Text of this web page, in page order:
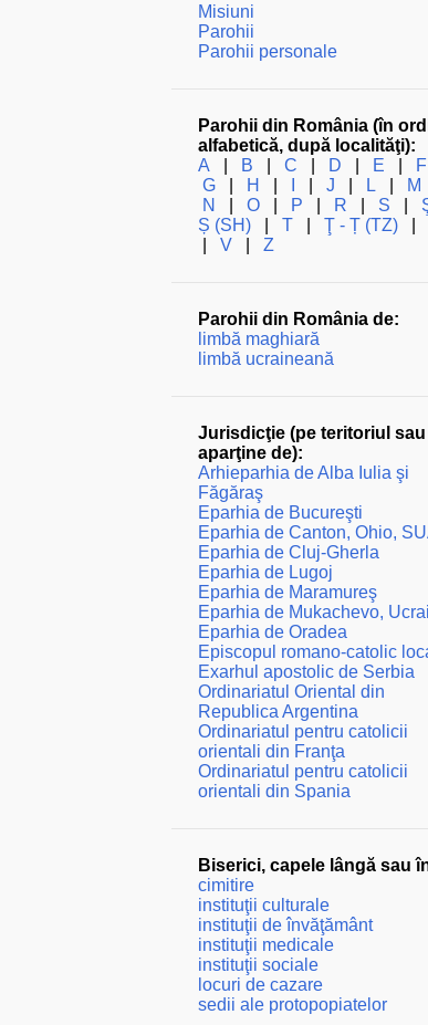
Misiuni
Parohii
Parohii personale
Parohii din România (în
alfabetică, după localităţi):
A
B C D E F
G| H J L M
N
O| P R S
Ș (SH)| T| Ţ - Ț (TZ)|
V| Z
Parohii din România de:
limbă maghiară
limbă ucraineană
Jurisdicţie (pe teritoriul sau
aparţine de):
Arhieparhia de Alba Iulia şi
Făgăraş
Eparhia de Bucureşti
Eparhia de Canton, Ohio,
Eparhia de Cluj-Gherla
Eparhia de Lugoj
Eparhia de Maramureş
Eparhia de Mukachevo,
Eparhia de Oradea
Episcopul romano-catolic
Exarhul apostolic de Serbia
Ordinariatul Oriental din
Republica Argentina
Ordinariatul pentru catolicii
orientali din Franţa
Ordinariatul pentru catolicii
orientali din Spania
Biserici, capele lângă sau
cimitire
instituţii culturale
instituţii de învăţământ
instituţii medicale
instituţii sociale
locuri de cazare
sedii ale protopopiatelor